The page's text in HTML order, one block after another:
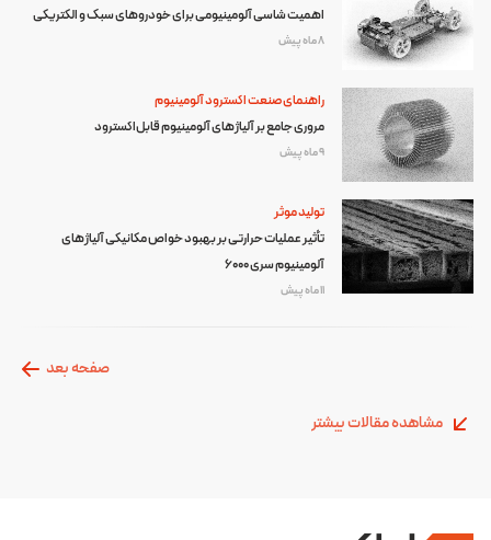
مشاهده مقالات بیشتر
اهمیت شاسی آلومینیومی برای خودروهای سبک و الکتریکی
8 ماه پیش
راهنمای صنعت اکسترود آلومینیوم
مروری جامع بر آلیاژهای آلومینیوم قابل‌اکسترود
9 ماه پیش
تولید موثر
تأثیر عملیات حرارتی بر بهبود خواص مکانیکی آلیاژهای
آلومینیوم سری 6000
11 ماه پیش
صفحه بعد